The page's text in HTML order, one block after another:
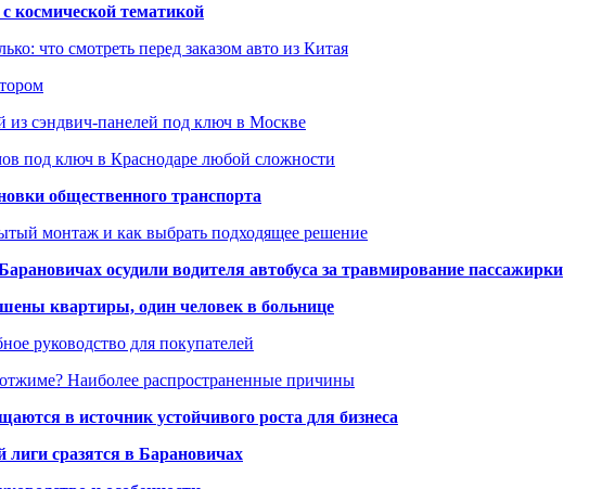
космической тематикой
что смотреть перед заказом авто из Китая
из сэндвич-панелей под ключ в Москве
под ключ в Краснодаре любой сложности
общественного транспорта
монтаж и как выбрать подходящее решение
осудили водителя автобуса за травмирование пассажирки
квартиры, один человек в больнице
руководство для покупателей
Наиболее распространенные причины
в источник устойчивого роста для бизнеса
сразятся в Барановичах